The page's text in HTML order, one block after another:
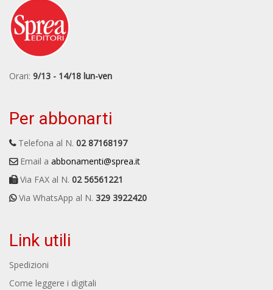
Orari: 9/13 - 14/18 lun-ven
Per abbonarti
Telefona al N. 02 87168197
Email a abbonamenti@sprea.it
Via FAX al N. 02 56561221
Via WhatsApp al N. 329 3922420
Link utili
Spedizioni
Come leggere i digitali